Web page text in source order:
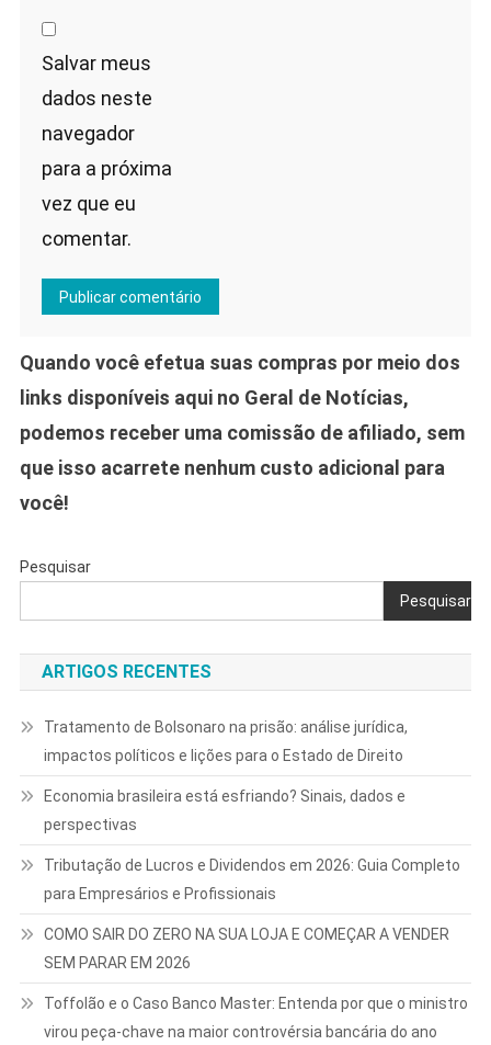
Salvar meus
dados neste
navegador
para a próxima
vez que eu
comentar.
Quando você efetua suas compras por meio dos
links disponíveis aqui no Geral de Notícias,
podemos receber uma comissão de afiliado, sem
que isso acarrete nenhum custo adicional para
você!
Pesquisar
Pesquisar
ARTIGOS RECENTES
Tratamento de Bolsonaro na prisão: análise jurídica,
impactos políticos e lições para o Estado de Direito
Economia brasileira está esfriando? Sinais, dados e
perspectivas
Tributação de Lucros e Dividendos em 2026: Guia Completo
para Empresários e Profissionais
COMO SAIR DO ZERO NA SUA LOJA E COMEÇAR A VENDER
SEM PARAR EM 2026
Toffolão e o Caso Banco Master: Entenda por que o ministro
virou peça-chave na maior controvérsia bancária do ano